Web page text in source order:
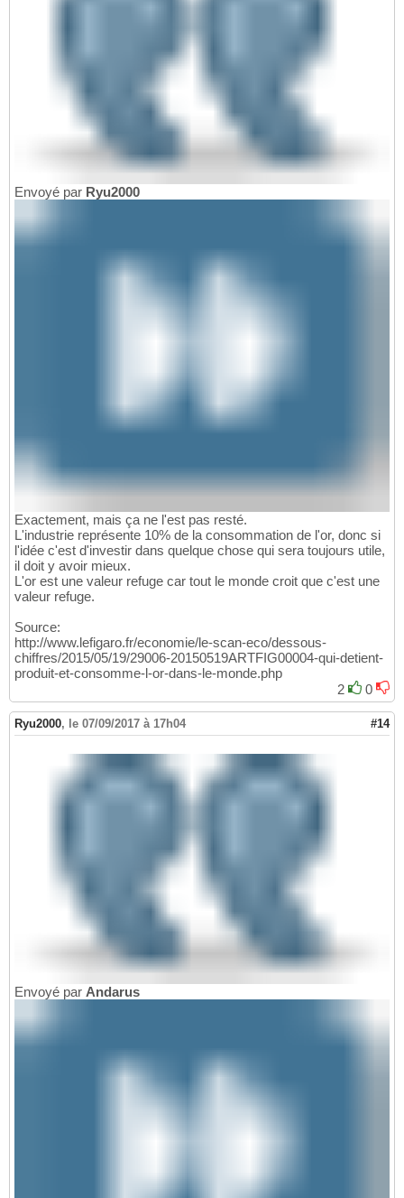
Envoyé par Ryu2000
Exactement, mais ça ne l'est pas resté.
L'industrie représente 10% de la consommation de l'or, donc si
l'idée c'est d'investir dans quelque chose qui sera toujours utile,
il doit y avoir mieux.
L'or est une valeur refuge car tout le monde croit que c'est une
valeur refuge.
Source:
http://www.lefigaro.fr/economie/le-scan-eco/dessous-
chiffres/2015/05/19/29006-20150519ARTFIG00004-qui-detient-
produit-et-consomme-l-or-dans-le-monde.php
2
0
Ryu2000, le 07/09/2017 à 17h04 #14
Envoyé par Andarus